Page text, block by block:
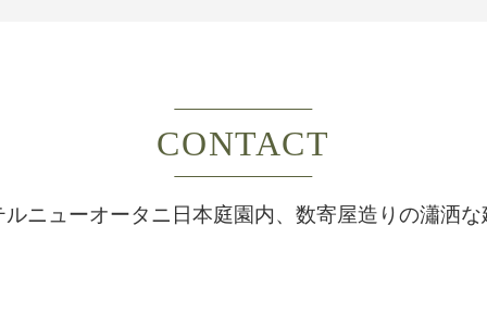
CONTACT
ルニューオータニ日本庭園内、 数寄屋造りの瀟洒な